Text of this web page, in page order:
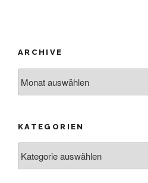
ARCHIVE
KATEGORIEN